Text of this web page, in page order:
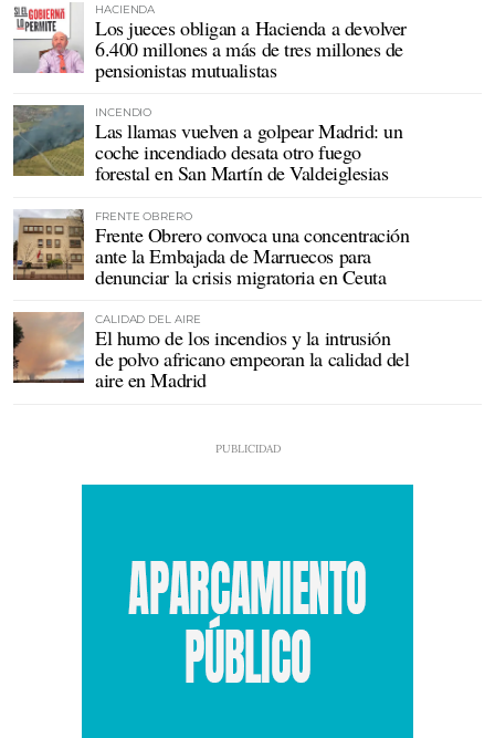
HACIENDA
Los jueces obligan a Hacienda a devolver
6.400 millones a más de tres millones de
pensionistas mutualistas
INCENDIO
Las llamas vuelven a golpear Madrid: un
coche incendiado desata otro fuego
forestal en San Martín de Valdeiglesias
FRENTE OBRERO
Frente Obrero convoca una concentración
ante la Embajada de Marruecos para
denunciar la crisis migratoria en Ceuta
CALIDAD DEL AIRE
El humo de los incendios y la intrusión
de polvo africano empeoran la calidad del
aire en Madrid